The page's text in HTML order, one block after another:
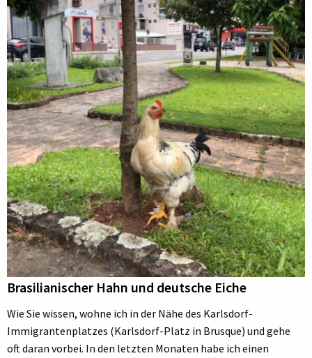
Brasilianischer Hahn und deutsche Eiche
Wie Sie wissen, wohne ich in der Nähe des Karlsdorf-
Immigrantenplatzes (Karlsdorf-Platz in Brusque) und gehe
oft daran vorbei. In den letzten Monaten habe ich einen